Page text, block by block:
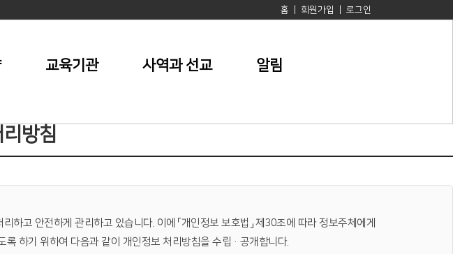
홈 회원가입 로그인
교육기관 사역과 선교 알림
방침
하고 안전하게 관리하고 있습니다. 이에 「개인정보 보호법」 제30조에 따라 정보주체에게
하기 위하여 다음과 같이 개인정보 처리방침을 수립·공개합니다.